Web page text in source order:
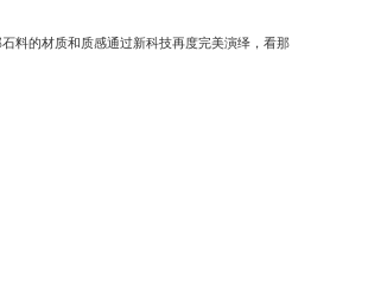
料的材质和质感通过新科技再度完美演绎，看那